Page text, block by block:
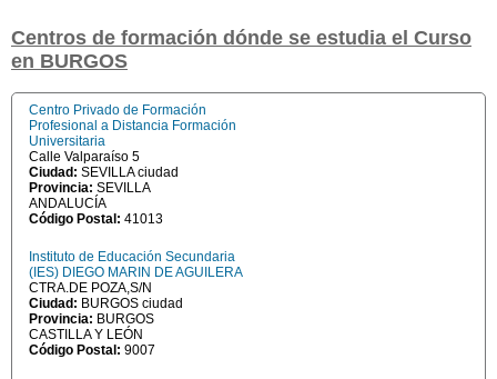
Centros de formación dónde se estudia el Curso
en BURGOS
Centro Privado de Formación
Profesional a Distancia Formación
Universitaria
Calle Valparaíso 5
Ciudad: SEVILLA ciudad
Provincia: SEVILLA
ANDALUCÍA
Código Postal: 41013
Instituto de Educación Secundaria
(IES) DIEGO MARIN DE AGUILERA
CTRA.DE POZA,S/N
Ciudad: BURGOS ciudad
Provincia: BURGOS
CASTILLA Y LEÓN
Código Postal: 9007